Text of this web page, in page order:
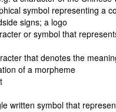
symbol representing a
signs; a logo
or symbol that
that denotes the
of a morpheme
written symbol that